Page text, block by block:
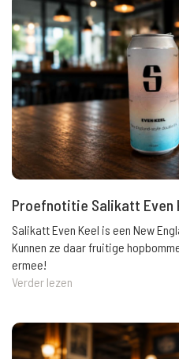
Proefnotitie Salikatt Even
Salikatt Even Keel is een New
Kunnen ze daar fruitige
ermee!
Verder lezen